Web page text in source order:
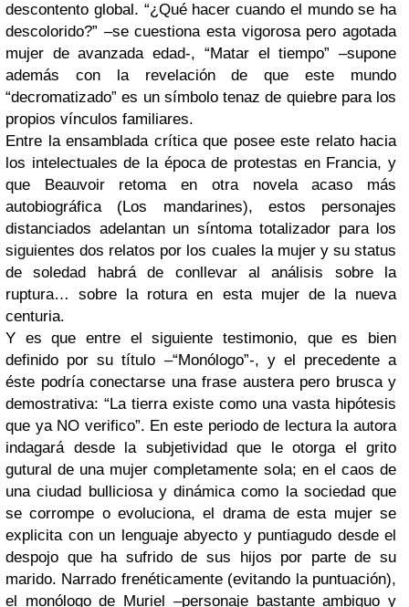
descontento global. “¿Qué hacer cuando el mundo se ha
descolorido?” –se cuestiona esta vigorosa pero agotada
mujer de avanzada edad-, “Matar el tiempo” –supone
además con la revelación de que este mundo
“decromatizado” es un símbolo tenaz de quiebre para los
propios vínculos familiares.
Entre la ensamblada crítica que posee este relato hacia
los intelectuales de la época de protestas en Francia, y
que Beauvoir retoma en otra novela acaso más
autobiográfica (Los mandarines), estos personajes
distanciados adelantan un síntoma totalizador para los
siguientes dos relatos por los cuales la mujer y su status
de soledad habrá de conllevar al análisis sobre la
ruptura… sobre la rotura en esta mujer de la nueva
centuria.
Y es que entre el siguiente testimonio, que es bien
definido por su título –“Monólogo”-, y el precedente a
éste podría conectarse una frase austera pero brusca y
demostrativa: “La tierra existe como una vasta hipótesis
que ya NO verifico”. En este periodo de lectura la autora
indagará desde la subjetividad que le otorga el grito
gutural de una mujer completamente sola; en el caos de
una ciudad bulliciosa y dinámica como la sociedad que
se corrompe o evoluciona, el drama de esta mujer se
explicita con un lenguaje abyecto y puntiagudo desde el
despojo que ha sufrido de sus hijos por parte de su
marido. Narrado frenéticamente (evitando la puntuación),
el monólogo de Muriel –personaje bastante ambiguo y